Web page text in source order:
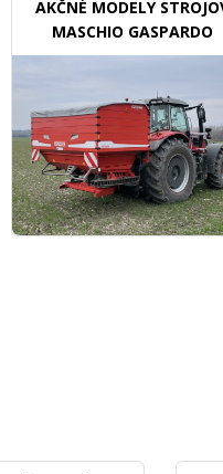
AKČNÉ MODELY
MASCHIO GASPARDO